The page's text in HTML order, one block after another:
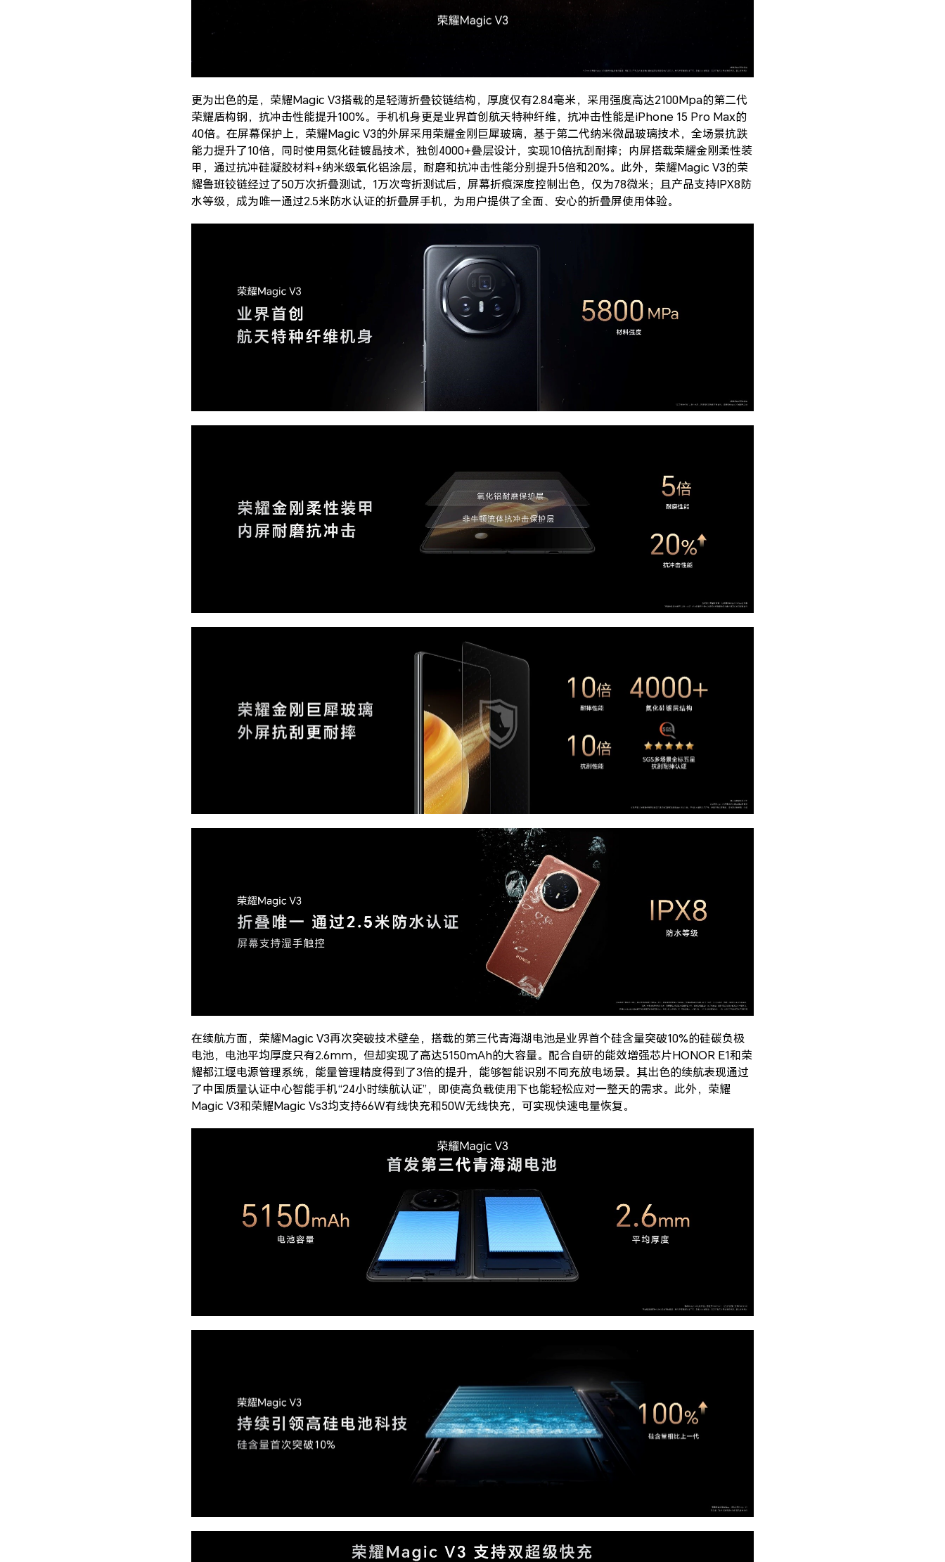
更为出色的是，荣耀Magic V3搭载的是轻薄折叠铰链结构，厚度仅有2.84毫米，采用强度高达2100Mpa的第二代
荣耀盾构钢，抗冲击性能提升100%。手机机身更是业界首创航天特种纤维，抗冲击性能是iPhone 15 Pro Max的
40倍。在屏幕保护上，荣耀Magic V3的外屏采用荣耀金刚巨犀玻璃，基于第二代纳米微晶玻璃技术，全场景抗跌
能力提升了10倍，同时使用氮化硅镀晶技术，独创4000+叠层设计，实现10倍抗刮耐摔；内屏搭载荣耀金刚柔性装
甲，通过抗冲硅凝胶材料+纳米级氧化铝涂层，耐磨和抗冲击性能分别提升5倍和20%。此外，荣耀Magic V3的荣
耀鲁班铰链经过了50万次折叠测试，1万次弯折测试后，屏幕折痕深度控制出色，仅为78微米；且产品支持IPX8防
水等级，成为唯一通过2.5米防水认证的折叠屏手机，为用户提供了全面、安心的折叠屏使用体验。
在续航方面，荣耀Magic V3再次突破技术壁垒，搭载的第三代青海湖电池是业界首个硅含量突破10%的硅碳负极
电池，电池平均厚度只有2.6mm，但却实现了高达5150mAh的大容量。配合自研的能效增强芯片HONOR E1和荣
耀都江堰电源管理系统，能量管理精度得到了3倍的提升，能够智能识别不同充放电场景。其出色的续航表现通过
了中国质量认证中心智能手机“24小时续航认证”，即使高负载使用下也能轻松应对一整天的需求。此外，荣耀
Magic V3和荣耀Magic Vs3均支持66W有线快充和50W无线快充，可实现快速电量恢复。